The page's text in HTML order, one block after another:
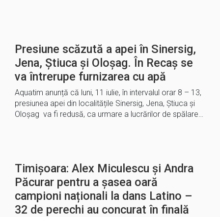
Presiune scăzută a apei în Sinersig,
Jena, Știuca și Oloșag. În Recaș se
va întrerupe furnizarea cu apă
Aquatim anunță că luni, 11 iulie, în intervalul orar 8 – 13,
presiunea apei din localitățile Sinersig, Jena, Știuca și
Oloșag va fi redusă, ca urmare a lucrărilor de spălare…
Timișoara: Alex Miculescu și Andra
Păcurar pentru a șasea oară
campioni naționali la dans Latino –
32 de perechi au concurat în finală